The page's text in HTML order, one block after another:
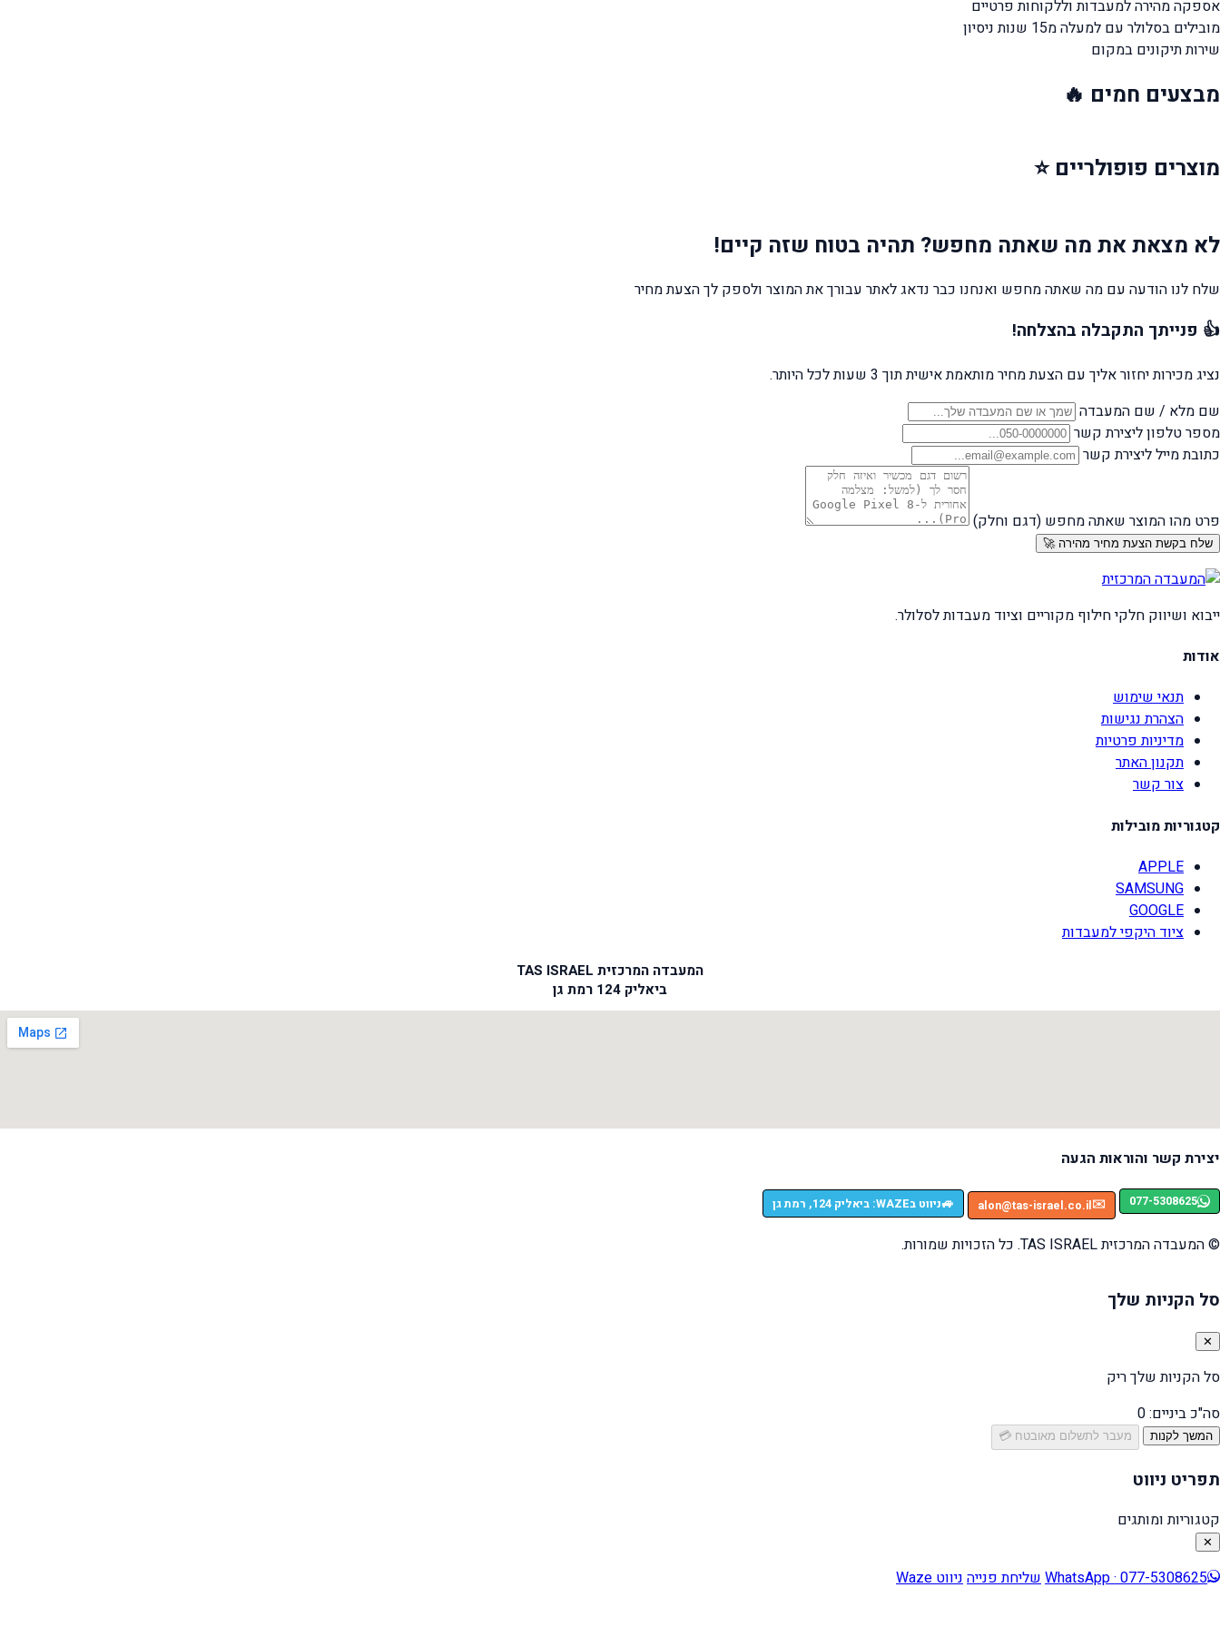
אספקה מהירהלמעבדות וללקוחות פרטיים
מובילים בסלולר עם למעלה מ15 שנות ניסיון
שירות תיקונים במקום
מבצעים חמים 🔥
מוצרים פופולריים ⭐
לא מצאת את מה שאתה מחפש? תהיה בטוח שזה קיים!
שלח לנו הודעה עם מה שאתה מחפש ואנחנו כבר נדאג לאתר עבורך את המוצר ולספק לך הצעת מחיר
👍 פנייתך התקבלה בהצלחה!
נציג מכירות יחזור אליך עם הצעת מחיר מותאמת אישית תוך 3 שעות לכל היותר.
שם מלא / שם המעבדה
מספר טלפון ליצירת קשר
כתובת מייל ליצירת קשר
פרט מהו המוצר שאתה מחפש (דגם וחלק)
שלח בקשת הצעת מחיר מהירה 🚀
ייבוא ושיווק חלקי חילוף מקוריים וציוד מעבדות לסלולר.
אודות
תנאי שימוש
הצהרת נגישות
מדיניות פרטיות
תקנון האתר
צור קשר
קטגוריות מובילות
APPLE
SAMSUNG
GOOGLE
ציוד היקפי למעבדות
המעבדה המרכזית TAS ISRAEL
ביאליק 124 רמת גן
יצירת קשר והוראות הגעה
077-5308625
✉️
alon@tas-israel.co.il
🚙ניווט בWAZE: ביאליק 124, רמת גן
© המעבדה המרכזית TAS ISRAEL. כל הזכויות שמורות.
סל הקניות שלך
✕
סל הקניות שלך ריק
סה"כ ביניים:0
המשך לקנות מעבר לתשלום מאובטח 💳
תפריט ניווט
קטגוריות ומותגים
✕
WhatsApp · 077-5308625שליחת פנייהניווט Waze